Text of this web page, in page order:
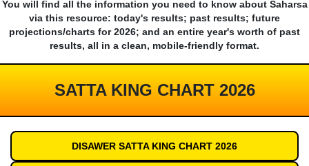
You will find all the information you need to know about Saharsa
via this resource: today's results; past results; future
projections/charts for 2026; and an entire year's worth of past
results, all in a clean, mobile-friendly format.
SATTA KING CHART 2026
DISAWER SATTA KING CHART 2026